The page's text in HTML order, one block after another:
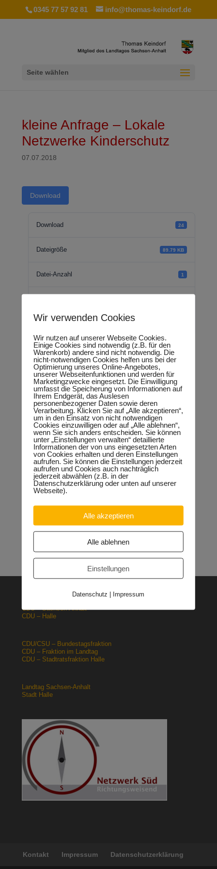
0345 77 57 92 81 info@thomas-keindorf.de
Seite wählen
kleine Anfrage – Lokale
Netzwerke Kinderschutz
07.07.2018
Download
Download 24
Dateigröße 89.79 KB
Datei-Anzahl 1
kleine Anfrage -
Lokale Netzwerke
Kinderschutz
Neueste Beiträge
Sondervermögen für die Europachaussee richtige
Entscheidung! 30.04.2026
Halle: Erhöhung der Gewerbesteuer ist falsches Signal
26.03.2026
15.02.2026
Halle: Sondervermögen Infrastruktur für die Europachaussee
nutzen! 12.02.2026
23.01.2026
CDU – Sachsen-Anhalt
CDU – Halle
CDU/CSU – Bundestagsfraktion
CDU – Fraktion im Landtag
CDU – Stadtratsfraktion Halle
Landtag Sachsen-Anhalt
Stadt Halle
Kontakt Impressum Datenschutzerklärung
Wir verwenden Cookies
Wir nutzen auf unserer Webseite Cookies.
Einige Cookies sind notwendig (z.B. für den
Warenkorb) andere sind nicht notwendig. Die
nicht-notwendigen Cookies helfen uns bei der
Optimierung unseres Online-Angebotes,
unserer Webseitenfunktionen und werden für
Marketingzwecke eingesetzt. Die Einwilligung
umfasst die Speicherung von Informationen auf
Ihrem Endgerät, das Auslesen
personenbezogener Daten sowie deren
Verarbeitung. Klicken Sie auf „Alle akzeptieren“,
um in den Einsatz von nicht notwendigen
Cookies einzuwilligen oder auf „Alle ablehnen“,
wenn Sie sich anders entscheiden. Sie können
unter „Einstellungen verwalten“ detaillierte
Informationen der von uns eingesetzten Arten
von Cookies erhalten und deren Einstellungen
aufrufen. Sie können die Einstellungen jederzeit
aufrufen und Cookies auch nachträglich
jederzeit abwählen (z.B. in der
Datenschutzerklärung oder unten auf unserer
Webseite).
Alle akzeptieren
Alle ablehnen
Einstellungen
Datenschutz | Impressum